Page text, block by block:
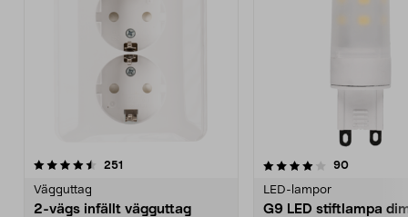
251
Vägguttag
2-vägs infällt vägguttag
4.0av 5 stjärnor 90
LED-lampor
G9 LED stiftlampa
4.5av 5 stjärnor